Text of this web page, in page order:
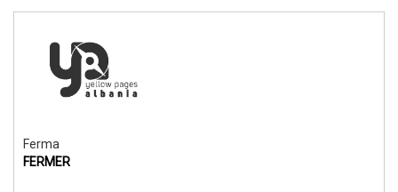
Ferma
FERMER